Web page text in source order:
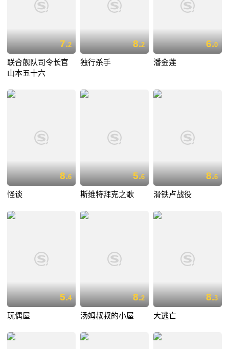
7.2
联合舰队司令长官
山本五十六
8.2
独行杀手
6.0
潘金莲
8.6
怪谈
5.6
斯维特拜克之歌
8.6
滑铁卢战役
5.4
玩偶屋
8.2
汤姆叔叔的小屋
8.3
大逃亡